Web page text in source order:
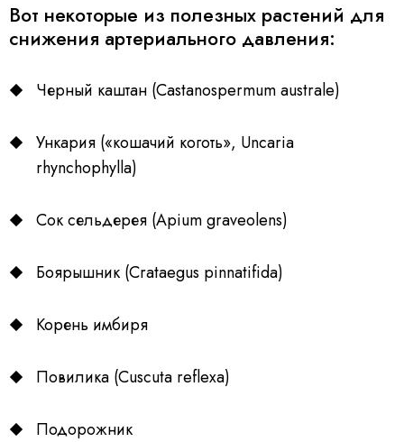
Вот некоторые из полезных растений для
снижения артериального давления:
Черный каштан (Castanospermum australe)
Ункария («кошачий коготь», Uncaria
rhynchophylla)
Сок сельдерея (Apium graveolens)
Боярышник (Crataegus pinnatifida)
Корень имбиря
Повилика (Cuscuta reflexa)
Подорожник